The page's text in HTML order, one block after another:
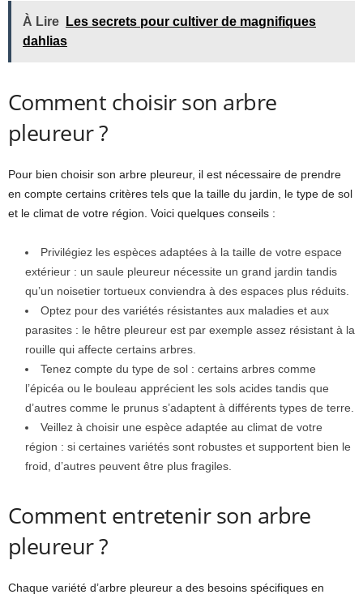
À Lire
Les secrets pour cultiver de magnifiques
dahlias
Comment choisir son arbre
pleureur ?
Pour bien choisir son arbre pleureur, il est nécessaire de prendre
en compte certains critères tels que la taille du jardin, le type de sol
et le climat de votre région. Voici quelques conseils :
Privilégiez les espèces adaptées à la taille de votre espace
extérieur : un saule pleureur nécessite un grand jardin tandis
qu’un noisetier tortueux conviendra à des espaces plus réduits.
Optez pour des variétés résistantes aux maladies et aux
parasites : le hêtre pleureur est par exemple assez résistant à la
rouille qui affecte certains arbres.
Tenez compte du type de sol : certains arbres comme
l’épicéa ou le bouleau apprécient les sols acides tandis que
d’autres comme le prunus s’adaptent à différents types de terre.
Veillez à choisir une espèce adaptée au climat de votre
région : si certaines variétés sont robustes et supportent bien le
froid, d’autres peuvent être plus fragiles.
Comment entretenir son arbre
pleureur ?
Chaque variété d’arbre pleureur a des besoins spécifiques en